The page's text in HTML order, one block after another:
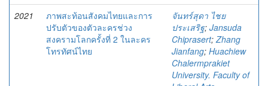
2021
ภาพสะท้อนสังคมไทยและการ
ปรับตัวของตัวละครช่วง
สงครามโลกครั้งที่ 2 ในละคร
โทรทัศน์ไทย
จันทร์สุดา ไชย
ประเสริฐ; Jansuda
Chiprasert;Zhang
Jianfang; Huachiew
Chalermprakiet
University. Faculty of